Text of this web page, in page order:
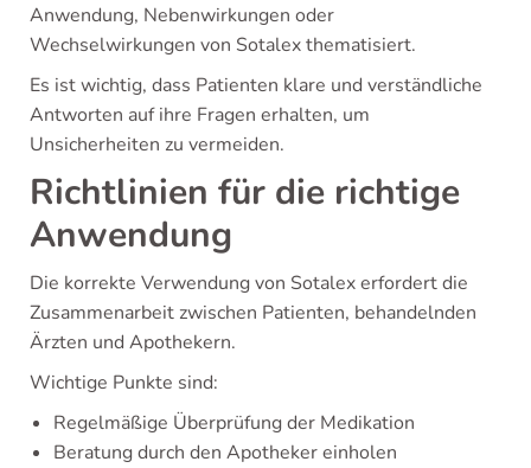
Anwendung, Nebenwirkungen oder
Wechselwirkungen von Sotalex thematisiert.
Es ist wichtig, dass Patienten klare und verständliche
Antworten auf ihre Fragen erhalten, um
Unsicherheiten zu vermeiden.
Richtlinien für die richtige
Anwendung
Die korrekte Verwendung von Sotalex erfordert die
Zusammenarbeit zwischen Patienten, behandelnden
Ärzten und Apothekern.
Wichtige Punkte sind:
Regelmäßige Überprüfung der Medikation
Beratung durch den Apotheker einholen